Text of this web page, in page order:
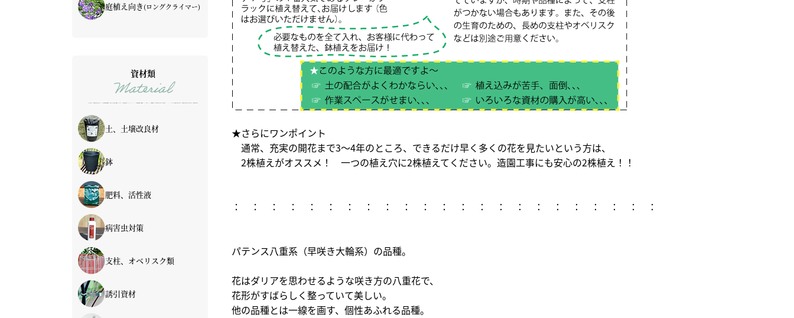
庭植え向き(ロングクライマー)
資材類
Material
土、土壌改良材
土
土壌改良材
鉢
鉢
ルーツポーチ
イージーガーデニング
肥料、活性液
肥料
活性液
病害虫対策
支柱、オベリスク類
支柱
オベリスク
フェンス
誘引資材
★さらにワンポイント
通常、充実の開花まで3～4年のところ、できるだけ早く多くの花を見たいという方は、
2株植えがオススメ！ 一つの植え穴に2株植えてください。造園工事にも安心の2株植え！！
： ： ： ： ： ： ： ： ： ： ： ： ： ： ： ： ： ： ： ： ： ： ：
パテンス八重系（早咲き大輪系）の品種。
花はダリアを思わせるような咲き方の八重花で、
花形がすばらしく整っていて美しい。
他の品種とは一線を画す、個性あふれる品種。